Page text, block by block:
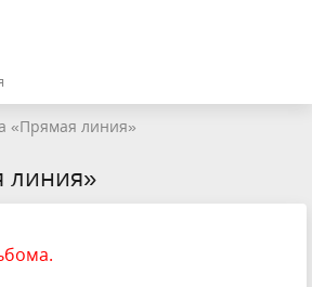
«Прямая линия»
линия»